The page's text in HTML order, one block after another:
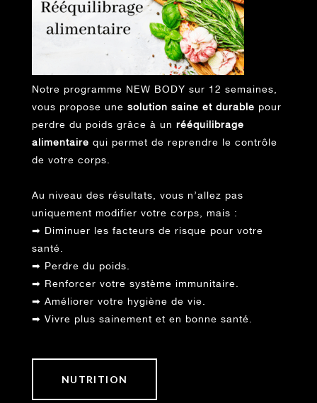
Notre programme NEW BODY sur 12 semaines,
vous propose une solution saine et durable pour
perdre du poids grâce à un rééquilibrage
alimentaire qui permet de reprendre le contrôle
de votre corps.
Au niveau des résultats, vous n’allez pas
uniquement modifier votre corps, mais :
➡ Diminuer les facteurs de risque pour votre
santé.
➡ Perdre du poids.
➡ Renforcer votre système immunitaire.
➡ Améliorer votre hygiène de vie.
➡ Vivre plus sainement et en bonne santé.
NUTRITION